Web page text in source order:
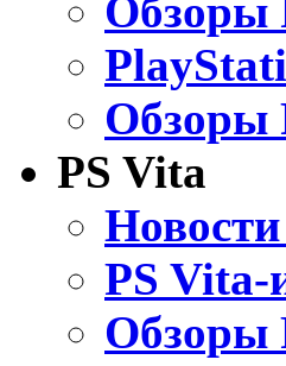
Обзоры
Обзоры
PS Vita
PS
Обзоры